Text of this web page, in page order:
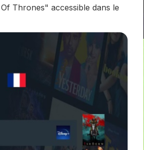
Thrones" accessible dans le